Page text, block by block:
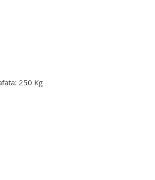
250 Kg